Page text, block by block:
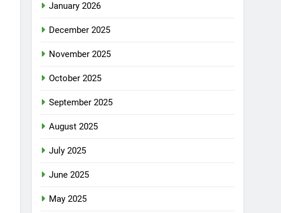
January 2026
December 2025
November 2025
October 2025
September 2025
August 2025
July 2025
June 2025
May 2025